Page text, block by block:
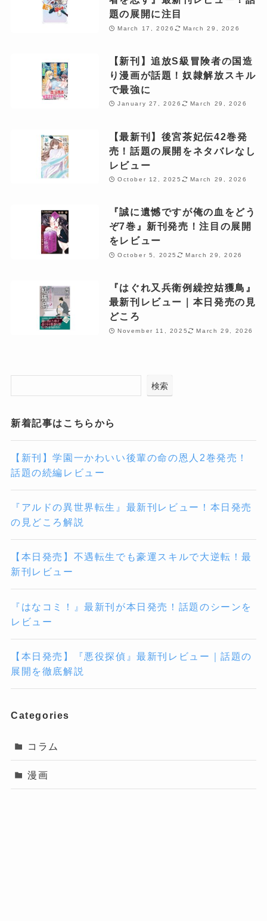
題の展開に注目
March 17, 2026 March 29, 2026
【新刊】追放S級冒険者の国造
り漫画が話題！奴隷解放スキル
で最強に
January 27, 2026 March 29, 2026
【最新刊】後宮茶妃伝42巻発
売！話題の展開をネタバレなし
レビュー
October 12, 2025 March 29, 2026
『誠に遺憾ですが俺の血をどう
ぞ7巻』新刊発売！注目の展開
をレビュー
October 5, 2025 March 29, 2026
『はぐれ又兵衛例繰控姑獲鳥』
最新刊レビュー｜本日発売の見
どころ
November 11, 2025 March 29, 2026
検索
新着記事はこちらから
【新刊】学園一かわいい後輩の命の恩人2巻発売！
話題の続編レビュー
『アルドの異世界転生』最新刊レビュー！本日発売
の見どころ解説
【本日発売】不遇転生でも豪運スキルで大逆転！最
新刊レビュー
『はなコミ！』最新刊が本日発売！話題のシーンを
レビュー
【本日発売】『悪役探偵』最新刊レビュー｜話題の
展開を徹底解説
Categories
コラム
漫画